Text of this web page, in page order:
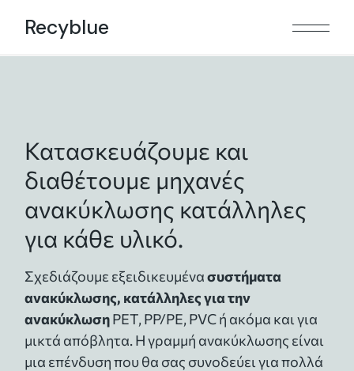
Recyblue
Κατασκευάζουμε και
διαθέτουμε μηχανές
ανακύκλωσης κατάλληλες
για κάθε υλικό.
Σχεδιάζουμε εξειδικευμένασυστήματα
ανακύκλωσης, κατάλληλες για την
ανακύκλωσηPET, PP/PE, PVC ή ακόμα και για
μικτά απόβλητα. Η γραμμή ανακύκλωσης είναι
μια επένδυση που θα σας συνοδεύει για πολλά